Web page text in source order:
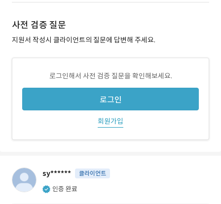
사전 검증 질문
지원서 작성시 클라이언트의 질문에 답변해 주세요.
로그인해서 사전 검증 질문을 확인해보세요.
로그인
회원가입
sy****** 클라이언트
인증 완료